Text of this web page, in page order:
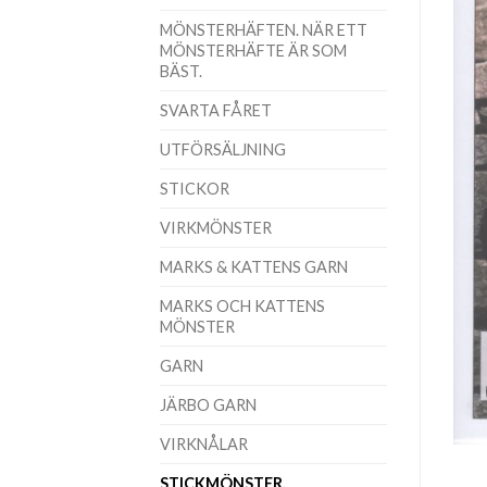
MÖNSTERHÄFTEN. NÄR ETT
MÖNSTERHÄFTE ÄR SOM
BÄST.
SVARTA FÅRET
UTFÖRSÄLJNING
STICKOR
VIRKMÖNSTER
MARKS & KATTENS GARN
MARKS OCH KATTENS
MÖNSTER
GARN
JÄRBO GARN
VIRKNÅLAR
STICKMÖNSTER.